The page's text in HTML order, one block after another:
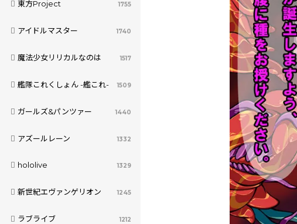
東方Project 1755
アイドルマスター 1740
魔法少女リリカルなのは 1517
艦隊これくしょん -艦これ- 1509
ガールズ&パンツァー 1440
アズールレーン 1332
hololive 1329
新世紀エヴァンゲリオン 1245
ラブライブ 1212